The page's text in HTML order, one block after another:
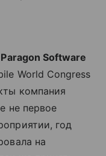
Paragon Software
World Congress
компания
не первое
год
на